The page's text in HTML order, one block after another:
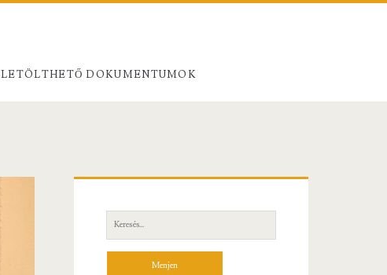
LETÖLTHETŐ DOKUMENTUMOK
oldalsáv
Keresés: